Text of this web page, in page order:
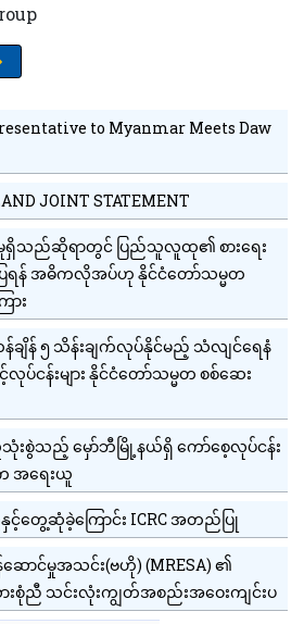
စက်သုံးဆီဆိုင်များက အဝေးပြေးကုန်စည်ပို့
TV YANGON TIMES ရဲ့နေ့
to Myanmar Meets Daw
JOINT STATEMENT
ရှိသည်ဆိုရာတွင် ပြည်သူလူထု၏ စားရေး
ြေရန် အဓိကလိုအပ်ဟု နိုင်ငံတော်သမ္မတ
ား
ချိန် ၅ သိန်းချက်လုပ်နိုင်မည့် သံလျင်ရေနံ
ငန်းများ နိုင်ငံတော်သမ္မတ စစ်ဆေး
သုံးစွဲသည့် မှော်ဘီမြို့နယ်ရှိ ကော်စေ့လုပ်ငန်း
အရေးယူ
င့်တွေ့ဆုံခဲ့ကြောင်း ICRC အတည်ပြု
န်ဆောင်မှုအသင်း(ဗဟို) (MRESA) ၏
ညီ သင်းလုံးကျွတ်အစည်းအဝေးကျင်းပ